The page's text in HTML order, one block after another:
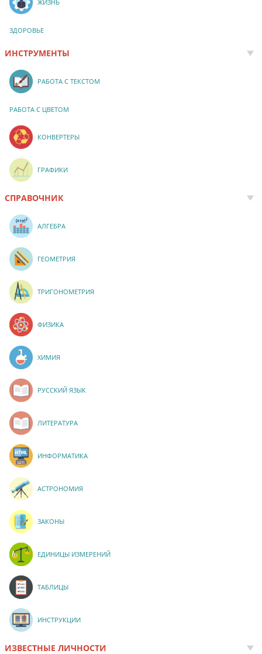
ЖИЗНЬ
ЗДОРОВЬЕ
ИНСТРУМЕНТЫ
РАБОТА С ТЕКСТОМ
РАБОТА С ЦВЕТОМ
КОНВЕРТЕРЫ
ГРАФИКИ
СПРАВОЧНИК
АЛГЕБРА
ГЕОМЕТРИЯ
ТРИГОНОМЕТРИЯ
ФИЗИКА
ХИМИЯ
РУССКИЙ ЯЗЫК
ЛИТЕРАТУРА
ИНФОРМАТИКА
АСТРОНОМИЯ
ЗАКОНЫ
ЕДИНИЦЫ ИЗМЕРЕНИЙ
ТАБЛИЦЫ
ИНСТРУКЦИИ
ИЗВЕСТНЫЕ ЛИЧНОСТИ